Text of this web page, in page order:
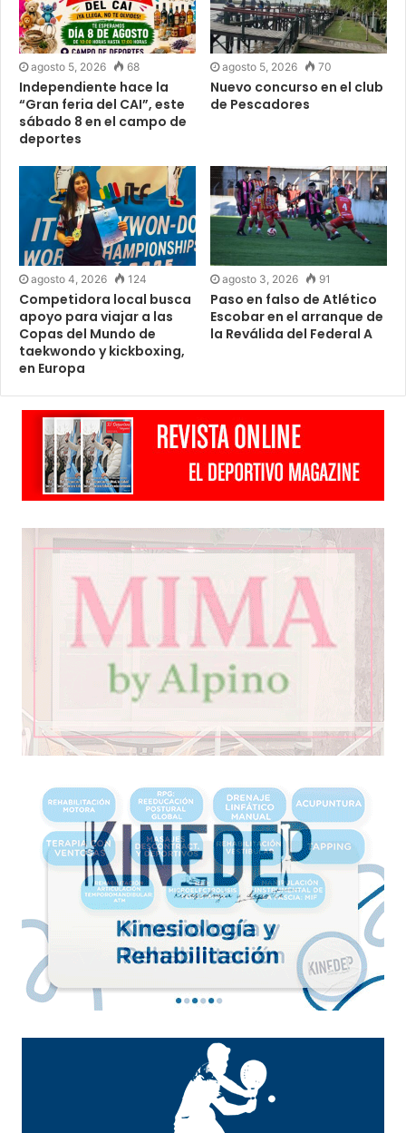
agosto 5, 2026 68
Independiente hace la
“Gran feria del CAI”, este
sábado 8 en el campo de
deportes
agosto 5, 2026 70
Nuevo concurso en el club
de Pescadores
agosto 4, 2026 124
Competidora local busca
apoyo para viajar a las
Copas del Mundo de
taekwondo y kickboxing,
en Europa
agosto 3, 2026 91
Paso en falso de Atlético
Escobar en el arranque de
la Reválida del Federal A